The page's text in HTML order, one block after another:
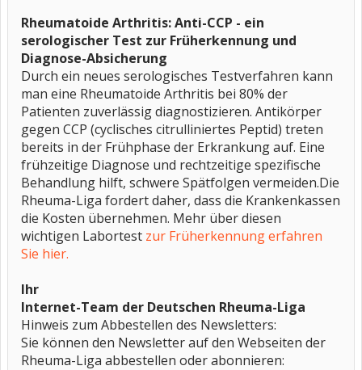
Rheumatoide Arthritis: Anti-CCP - ein
serologischer Test zur Früherkennung und
Diagnose-Absicherung
Durch ein neues serologisches Testverfahren kann
man eine Rheumatoide Arthritis bei 80% der
Patienten zuverlässig diagnostizieren. Antikörper
gegen CCP (cyclisches citrulliniertes Peptid) treten
bereits in der Frühphase der Erkrankung auf. Eine
frühzeitige Diagnose und rechtzeitige spezifische
Behandlung hilft, schwere Spätfolgen vermeiden.Die
Rheuma-Liga fordert daher, dass die Krankenkassen
die Kosten übernehmen. Mehr über diesen
wichtigen Labortest zur Früherkennung erfahren
Sie hier.
Ihr
Internet-Team der Deutschen Rheuma-Liga
Hinweis zum Abbestellen des Newsletters:
Sie können den Newsletter auf den Webseiten der
Rheuma-Liga abbestellen oder abonnieren: